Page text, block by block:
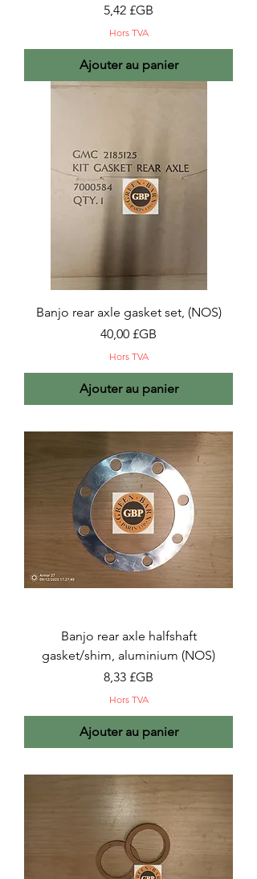
Prix
5,42 £GB
Hors TVA
Ajouter au panier
Banjo rear axle gasket set, (NOS)
Prix
40,00 £GB
Hors TVA
Ajouter au panier
Banjo rear axle halfshaft
gasket/shim, aluminium (NOS)
Prix
8,33 £GB
Hors TVA
Ajouter au panier